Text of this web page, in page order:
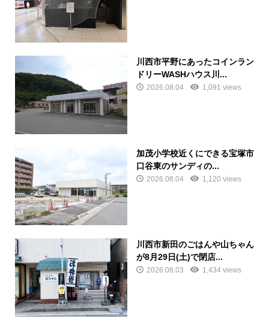
川西市平野にあったコインラン
ドリーWASHハウス川...
2026.08.04 1,091 views
加茂小学校近くにできる宝塚市
口谷東のサンディの...
2026.08.04 1,120 views
川西市新田のごはんや山ちゃん
が8月29日(土)で閉店...
2026.08.03 1,434 views